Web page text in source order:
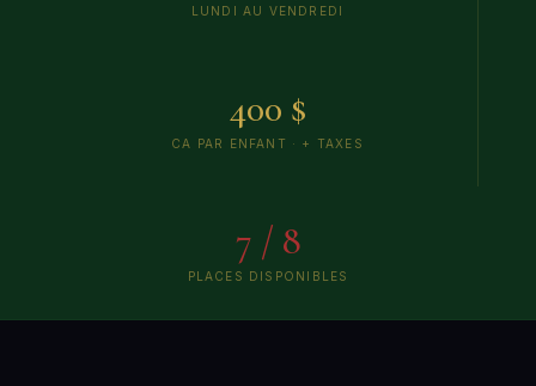
LUNDI AU VENDREDI
400 $
CA PAR ENFANT · + TAXES
7 / 8
PLACES DISPONIBLES